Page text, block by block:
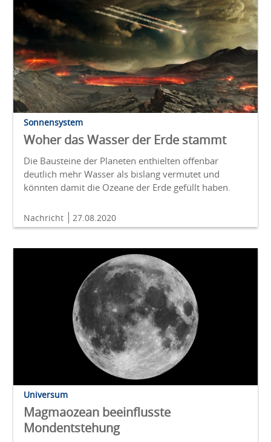
Sonnensystem
Woher das Wasser der Erde stammt
Die Bausteine der Planeten enthielten offenbar
deutlich mehr Wasser als bislang vermutet und
könnten damit die Ozeane der Erde gefüllt haben.
Nachricht 27.08.2020
Universum
Magmaozean beeinflusste
Mondentstehung